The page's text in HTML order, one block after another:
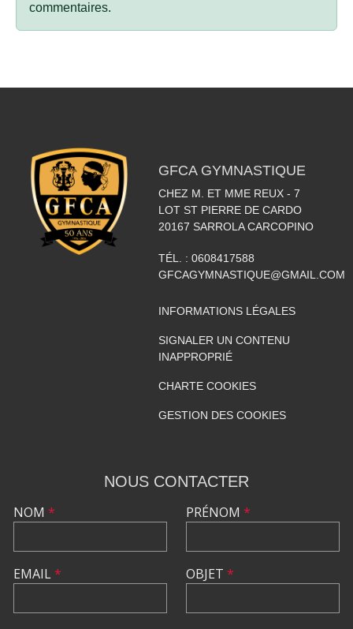
commentaires.
GFCA GYMNASTIQUE
CHEZ M. ET MME REUX - 7
LOT ST PIERRE DE CARDO
20167 SARROLA CARCOPINO
TÉL. : 0608417588
GFCAGYMNASTIQUE@GMAIL.COM
INFORMATIONS LÉGALES
SIGNALER UN CONTENU
INAPPROPRIÉ
CHARTE COOKIES
GESTION DES COOKIES
NOUS CONTACTER
NOM *
EMAIL*
PRÉNOM *
OBJET *